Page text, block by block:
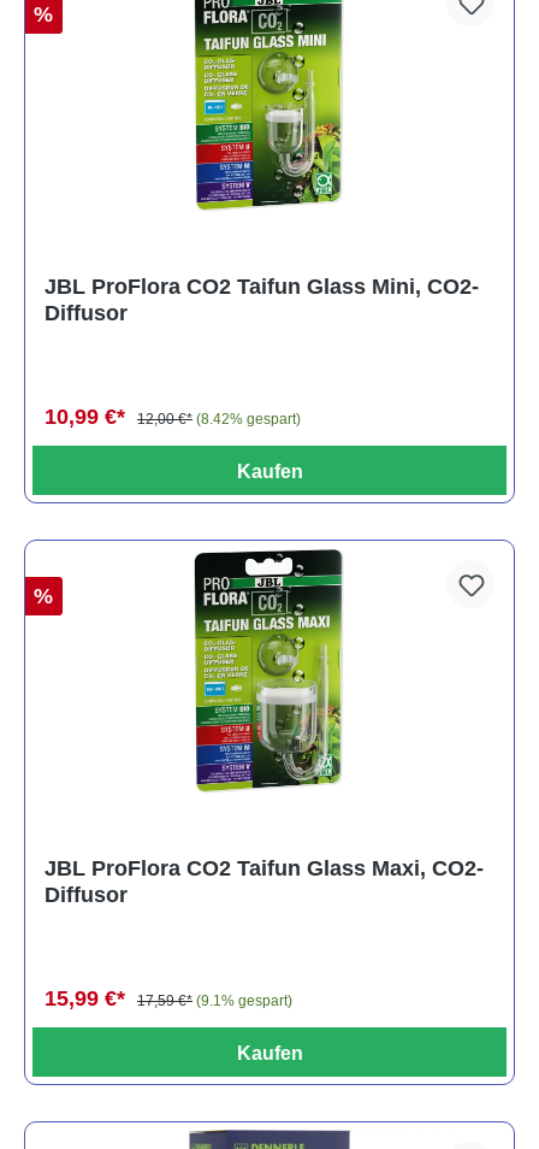
%
JBL ProFlora CO2 Taifun Glass Mini, CO2-
Diffusor
10,99 €* 12,00 €* (8.42% gespart)
Kaufen
%
JBL ProFlora CO2 Taifun Glass Maxi, CO2-
Diffusor
15,99 €* 17,59 €* (9.1% gespart)
Kaufen